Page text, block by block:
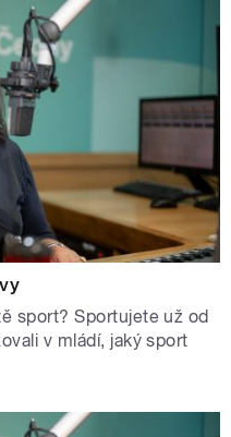
sport? Sportujete už od
v mládí, jaký sport